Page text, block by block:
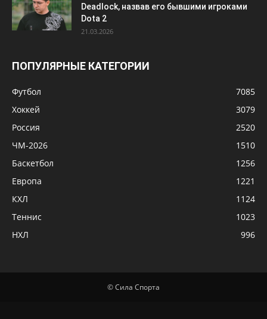
Deadlock, назвав его бывшими игроками
Dota 2
21.03.2026
ПОПУЛЯРНЫЕ КАТЕГОРИИ
Футбол
7085
Хоккей
3079
Россия
2520
ЧМ-2026
1510
Баскетбол
1256
Европа
1221
КХЛ
1124
Теннис
1023
НХЛ
996
© Сила Спорта